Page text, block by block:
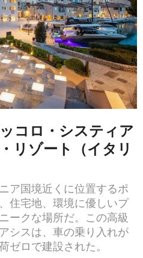
コロ・システィア
リゾート（イタリ
ア国境近くに位置するポ
住宅地、環境に優しいプ
ークな場所だ。この高級
シスは、車の乗り入れが
ゼロで建設された。